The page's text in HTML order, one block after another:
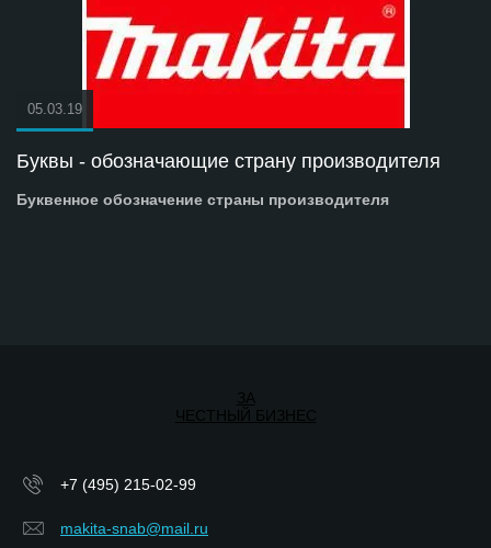
05.03.19
Буквы - обозначающие страну производителя
Буквенное обозначение страны производителя
+7 (495) 215-02-99
makita-snab@mail.ru
ЗА
ЧЕСТНЫЙ БИЗНЕС